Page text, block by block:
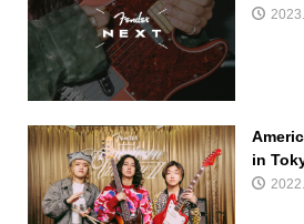
in